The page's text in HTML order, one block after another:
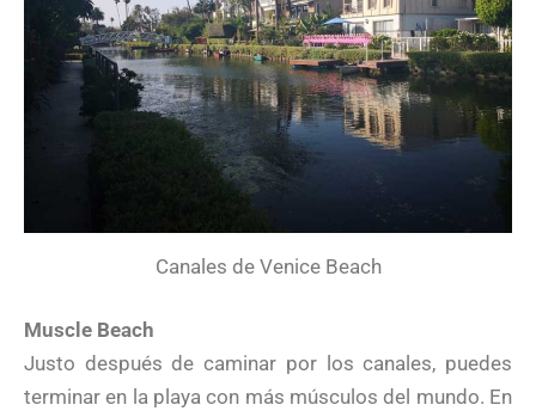
Canales de Venice Beach
Muscle Beach
Justo después de caminar por los canales, puedes
terminar en la playa con más músculos del mundo. En